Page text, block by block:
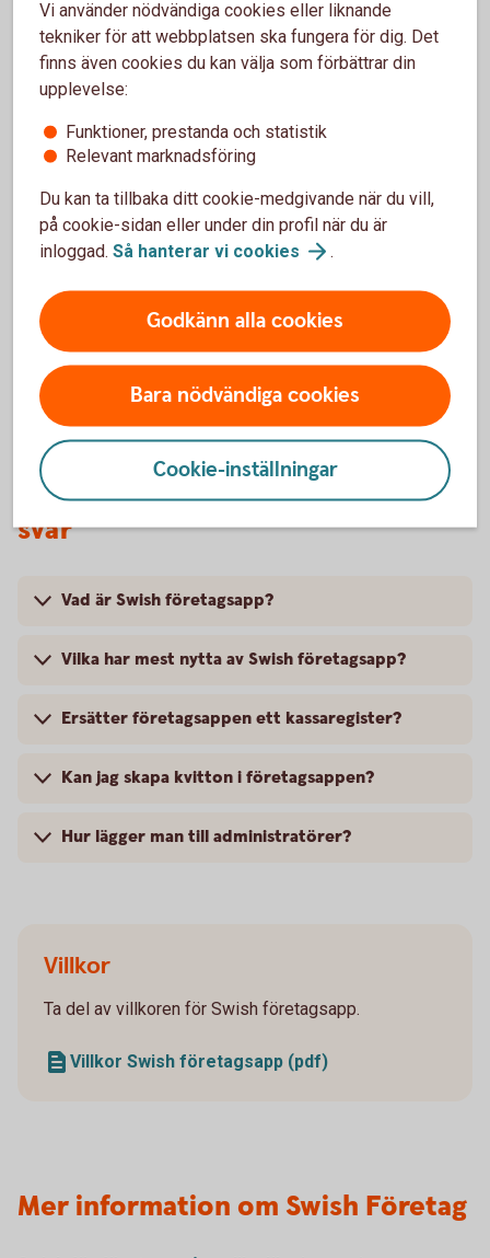
Så fungerar företagsappen (SwishHandel)
Varning för bedrägeri
Swish.nu varnar för en ny typ av bedrägeri där
betalningar. Rekommendationen är att skaffa Swish
företagsapp där ni kan se inkomna betalningar i
realtid.
Swish företagsapp – frågor och
svar
Vad är Swish företagsapp?
Vilka har mest nytta av Swish företagsapp?
Ersätter företagsappen ett kassaregister?
Kan jag skapa kvitton i företagsappen?
Hur lägger man till administratörer?
Villkor
Ta del av villkoren för Swish företagsapp.
Villkor Swish företagsapp (pdf)
Mer information om Swish Företag
Vi använder nödvändiga cookies eller liknande
tekniker för att webbplatsen ska fungera för dig. Det
finns även cookies du kan välja som förbättrar din
upplevelse:
Funktioner, prestanda och statistik
Relevant marknadsföring
Du kan ta tillbaka ditt cookie-medgivande när du vill,
på cookie-sidan eller under din profil när du är
inloggad. Så hanterar vi cookies .
Godkänn alla cookies
Bara nödvändiga cookies
Cookie-inställningar